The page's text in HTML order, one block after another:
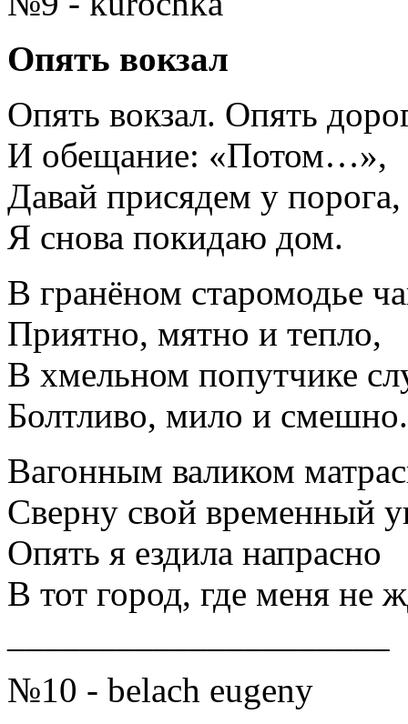
Опять вокзал
Опять вокзал. Опять
И обещание: «Потом…»,
Давай присядем у порога,
Я снова покидаю дом.
В гранёном старомодье
Приятно, мятно и тепло,
В хмельном попутчике
Болтливо, мило и смешно.
Вагонным валиком
Сверну свой временный
Опять я ездила напрасно
В тот город, где меня не
№10 - belach eugeny